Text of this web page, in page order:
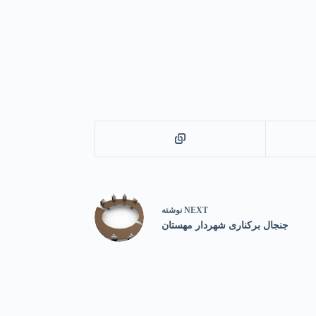
NEXT نوشته
جنجال برکناری شهردار مهستان